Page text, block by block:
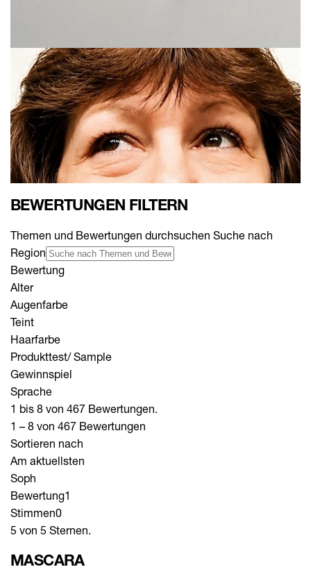
BEWERTUNGEN FILTERN
Themen und Bewertungen durchsuchen Suche nach
Region
Bewertung
Alter
Augenfarbe
Teint
Haarfarbe
Produkttest/ Sample
Gewinnspiel
Sprache
1 bis 8 von 467 Bewertungen.
1 – 8 von 467 Bewertungen
Sortieren nach
Am aktuellsten
Soph
Bewertung1
Stimmen0
5 von 5 Sternen.
MASCARA